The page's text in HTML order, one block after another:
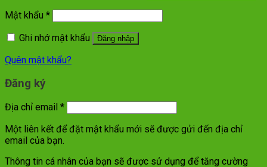
Mật khẩu *
Ghi nhớ mật khẩu
Đăng nhập
Quên mật khẩu?
Đăng ký
Địa chỉ email *
Một liên kết để đặt mật khẩu mới sẽ được gửi đến địa chỉ
email của bạn.
Thông tin cá nhân của bạn sẽ được sử dụng để tăng cường